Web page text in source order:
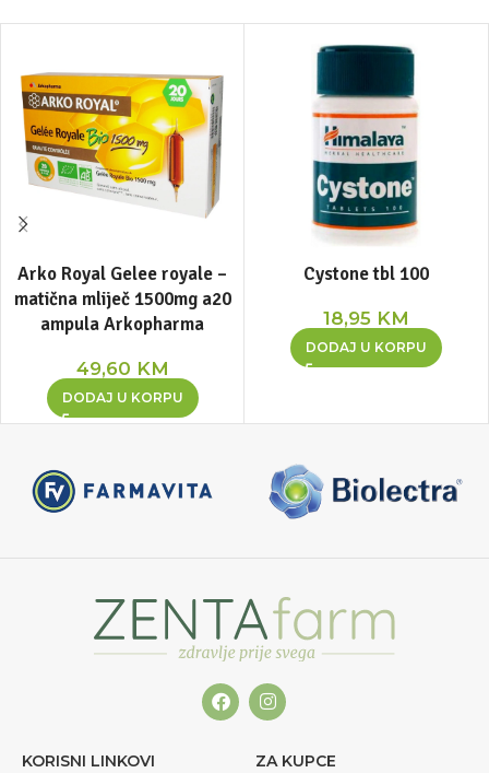
Arko Royal Gelee royale –
matična mliječ 1500mg a20
ampula Arkopharma
49,60 KM
DODAJ U KORPU
Cystone tbl 100
18,95 KM
DODAJ U KORPU
KORISNI LINKOVI
ZA KUPCE